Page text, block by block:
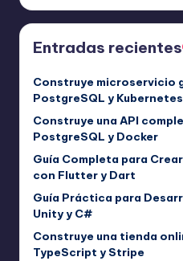
Entradas recientes
Construye microservicio
PostgreSQL y Kubernetes
Construye una API
PostgreSQL y Docker
Guía Completa para
con Flutter y Dart
Guía Práctica para
Unity y C#
Construye una tienda
TypeScript y Stripe